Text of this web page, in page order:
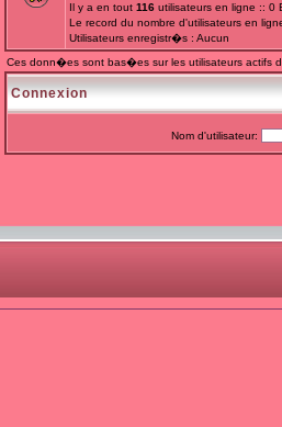
Il y a en tout 116 utilisateurs en ligne ::
Le record du nombre d'utilisateurs en
Utilisateurs enregistr�s : Aucun
Ces donn�es sont bas�es sur les utilisateurs actifs
Connexion
Nom d'utilisateur: